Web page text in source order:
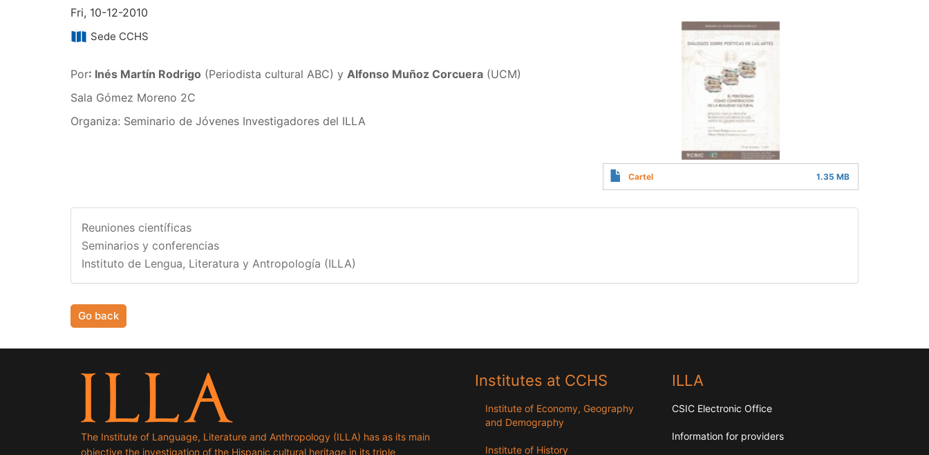
Fri, 10-12-2010
Sede CCHS
Por: Inés Martín Rodrigo (Periodista cultural ABC) y Alfonso Muñoz Corcuera (UCM)
Sala Gómez Moreno 2C
Organiza: Seminario de Jóvenes Investigadores del ILLA
Cartel 1.35 MB
Reuniones científicas
Seminarios y conferencias
Instituto de Lengua, Literatura y Antropología (ILLA)
Go back
The Institute of Language, Literature and Anthropology (ILLA) has as its main
objective the investigation of the Hispanic cultural heritage in its triple
Institutes at CCHS
Institute of Economy, Geography
and Demography
Institute of History
ILLA
CSIC Electronic Office
Information for providers